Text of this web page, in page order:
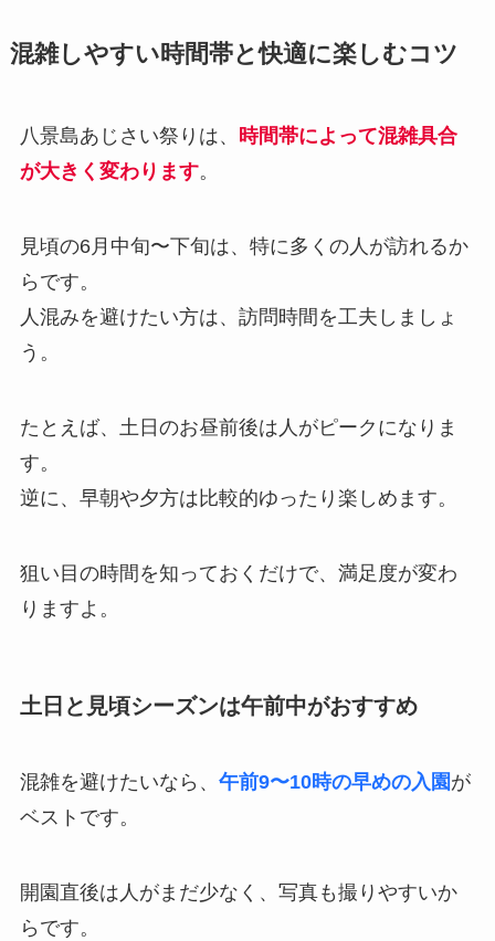
混雑しやすい時間帯と快適に楽しむコツ
八景島あじさい祭りは、 時間帯によって混雑具合
が大きく変わります。
見頃の6月中旬〜下旬は、特に多くの人が訪れるか
らです。
人混みを避けたい方は、訪問時間を工夫しましょ
う。
たとえば、土日のお昼前後は人がピークになりま
す。
逆に、早朝や夕方は比較的ゆったり楽しめます。
狙い目の時間を知っておくだけで、満足度が変わ
りますよ。
土日と見頃シーズンは午前中がおすすめ
混雑を避けたいなら、 午前9〜10時の早めの入園が
ベストです。
開園直後は人がまだ少なく、写真も撮りやすいか
らです。